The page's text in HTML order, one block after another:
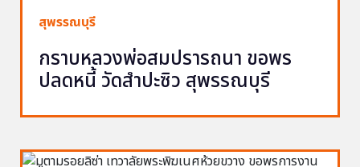
สุพรรณบุรี
กราบหลวงพ่อสมปรารถนา ขอพร
ปลดหนี้ วัดสำปะซิว สุพรรณบุรี